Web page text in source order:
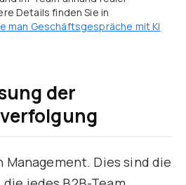
Details finden Sie in
man Geschäftsgespräche mit KI
der
Management. Dies sind die